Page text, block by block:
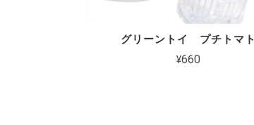
グリーントイ プチトマト
¥660